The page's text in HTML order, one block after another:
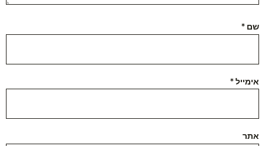
שם *
אימייל*
אתר